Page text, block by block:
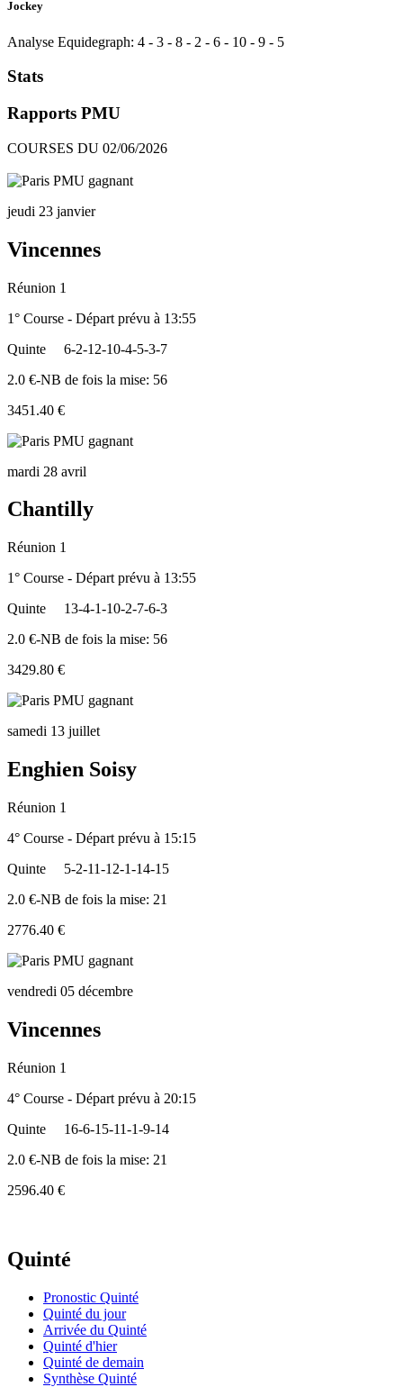
Jockey
Analyse Equidegraph: 4 - 3 - 8 - 2 - 6 - 10 - 9 - 5
Stats
Rapports PMU
COURSES DU 02/06/2026
jeudi 23 janvier
Vincennes
Réunion 1
1° Course - Départ prévu à 13:55
Quinte
6-2-12-10-4-5-3-7
2.0 €-NB de fois la mise: 56
3451.40 €
mardi 28 avril
Chantilly
Réunion 1
1° Course - Départ prévu à 13:55
Quinte
13-4-1-10-2-7-6-3
2.0 €-NB de fois la mise: 56
3429.80 €
samedi 13 juillet
Enghien Soisy
Réunion 1
4° Course - Départ prévu à 15:15
Quinte
5-2-11-12-1-14-15
2.0 €-NB de fois la mise: 21
2776.40 €
vendredi 05 décembre
Vincennes
Réunion 1
4° Course - Départ prévu à 20:15
Quinte
16-6-15-11-1-9-14
2.0 €-NB de fois la mise: 21
2596.40 €
Quinté
Pronostic Quinté
Quinté du jour
Arrivée du Quinté
Quinté d'hier
Quinté de demain
Synthèse Quinté